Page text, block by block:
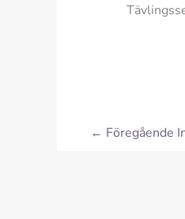
← Föregående